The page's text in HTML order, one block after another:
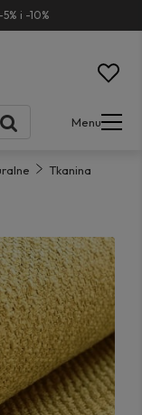
i -10%
Menu
Tkanina